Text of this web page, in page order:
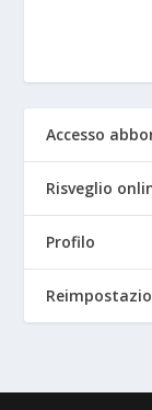
Accesso
Risveglio
Profilo